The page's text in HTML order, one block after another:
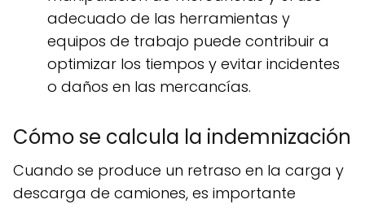
adecuado de las herramientas y
equipos de trabajo puede contribuir a
optimizar los tiempos y evitar incidentes
o daños en las mercancías.
Cómo se calcula la indemnización
Cuando se produce un retraso en la carga y
descarga de camiones, es importante